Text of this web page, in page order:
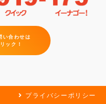
い合わせは
ック！
プライバシーポリシー